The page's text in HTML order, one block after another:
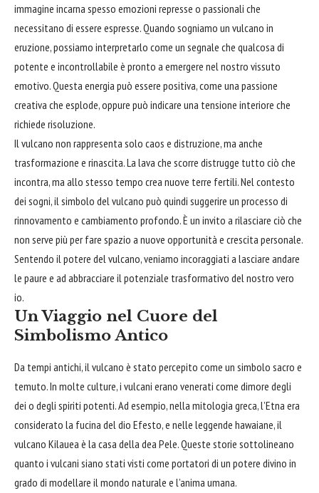
immagine incarna spesso emozioni represse o passionali che
necessitano di essere espresse. Quando sogniamo un vulcano in
eruzione, possiamo interpretarlo come un segnale che qualcosa di
potente e incontrollabile è pronto a emergere nel nostro vissuto
emotivo. Questa energia può essere positiva, come una passione
creativa che esplode, oppure può indicare una tensione interiore che
richiede risoluzione.
Il vulcano non rappresenta solo caos e distruzione, ma anche
trasformazione e rinascita. La lava che scorre distrugge tutto ciò che
incontra, ma allo stesso tempo crea nuove terre fertili. Nel contesto
dei sogni, il simbolo del vulcano può quindi suggerire un processo di
rinnovamento e cambiamento profondo. È un invito a rilasciare ciò che
non serve più per fare spazio a nuove opportunità e crescita personale.
Sentendo il potere del vulcano, veniamo incoraggiati a lasciare andare
le paure e ad abbracciare il potenziale trasformativo del nostro vero
io.
Un Viaggio nel Cuore del
Simbolismo Antico
Da tempi antichi, il vulcano è stato percepito come un simbolo sacro e
temuto. In molte culture, i vulcani erano venerati come dimore degli
dei o degli spiriti potenti. Ad esempio, nella mitologia greca, l’Etna era
considerato la fucina del dio Efesto, e nelle leggende hawaiane, il
vulcano Kilauea è la casa della dea Pele. Queste storie sottolineano
quanto i vulcani siano stati visti come portatori di un potere divino in
grado di modellare il mondo naturale e l’anima umana.